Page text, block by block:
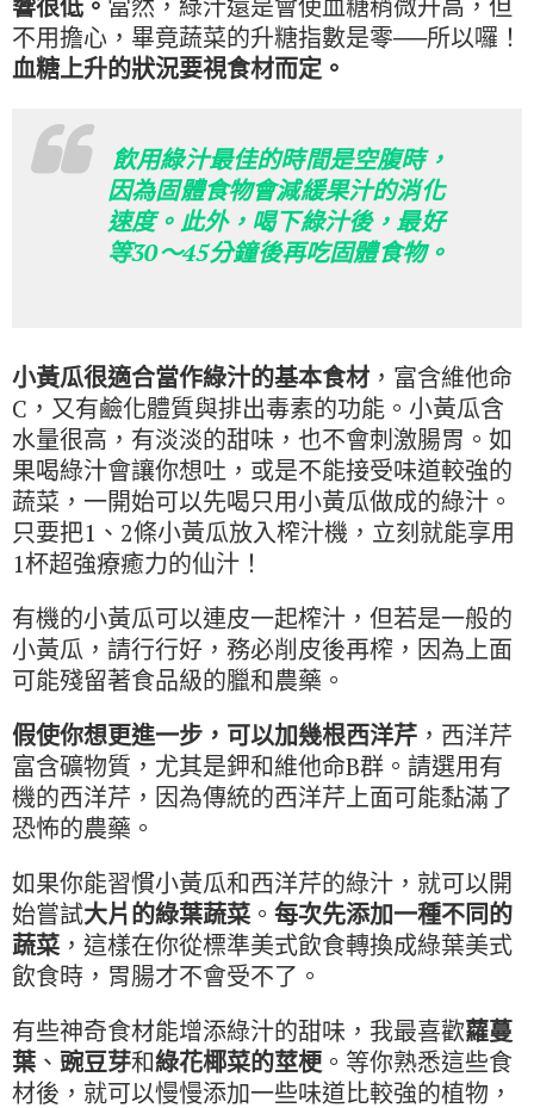
不用擔心，畢竟蔬菜的升糖指數是零──所以囉！
血糖上升的狀況要視食材而定。
飲用綠汁最佳的時間是空腹時，
因為固體食物會減緩果汁的消化
速度。此外，喝下綠汁後，最好
等30～45分鐘後再吃固體食物。
小黃瓜很適合當作綠汁的基本食材 ，富含維他命
C，又有鹼化體質與排出毒素的功能。小黃瓜含
水量很高，有淡淡的甜味，也不會刺激腸胃。如
果喝綠汁會讓你想吐，或是不能接受味道較強的
蔬菜，一開始可以先喝只用小黃瓜做成的綠汁。
只要把1、2條小黃瓜放入榨汁機，立刻就能享用
1杯超強療癒力的仙汁！
有機的小黃瓜可以連皮一起榨汁，但若是一般的
小黃瓜，請行行好，務必削皮後再榨，因為上面
可能殘留著食品級的臘和農藥。
假使你想更進一步，可以加幾根西洋芹 ，西洋芹
富含礦物質，尤其是鉀和維他命B群。請選用有
機的西洋芹，因為傳統的西洋芹上面可能黏滿了
恐怖的農藥。
如果你能習慣小黃瓜和西洋芹的綠汁，就可以開
始嘗試大片的綠葉蔬菜。 每次先添加一種不同的
蔬菜，這樣在你從標準美式飲食轉換成綠葉美式
飲食時，胃腸才不會受不了。
有些神奇食材能增添綠汁的甜味，我最喜歡蘿蔓
葉 、 豌豆芽和綠花椰菜的莖梗。等你熟悉這些食
材後，就可以慢慢添加一些味道比較強的植物，